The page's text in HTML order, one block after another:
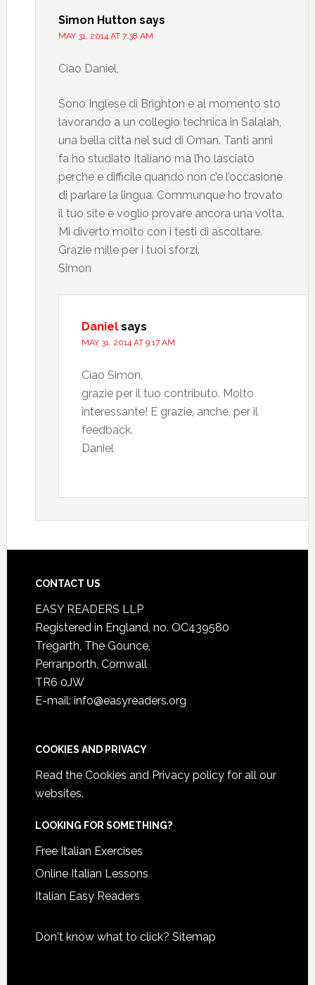
Simon Hutton says
MAY 31, 2014 AT 7:38 AM
Ciao Daniel,
Sono Inglese di Brighton e al momento sto
lavorando a un collegio technica in Salalah,
una bella citta nel sud di Oman. Tanti anni
fa ho studiato Italiano ma l’ho lasciato
perche e difficile quando non c’e l’occasione
di parlare la lingua. Communque ho trovato
il tuo site e voglio provare ancora una volta.
Mi diverto molto con i testi di ascoltare.
Grazie mille per i tuoi sforzi.
Simon
Daniel says
MAY 31, 2014 AT 9:17 AM
Ciao Simon,
grazie per il tuo contributo. Molto
interessante! E grazie, anche, per il
feedback.
Daniel
CONTACT US
EASY READERS LLP
Registered in England, no. OC439580
Tregarth, The Gounce,
Perranporth, Cornwall
TR6 0JW
E-mail: info@easyreaders.org
COOKIES AND PRIVACY
Read the Cookies and Privacy policyfor all our
websites.
LOOKING FOR SOMETHING?
Free Italian Exercises
Online Italian Lessons
Italian Easy Readers
Don't know what to click? Sitemap